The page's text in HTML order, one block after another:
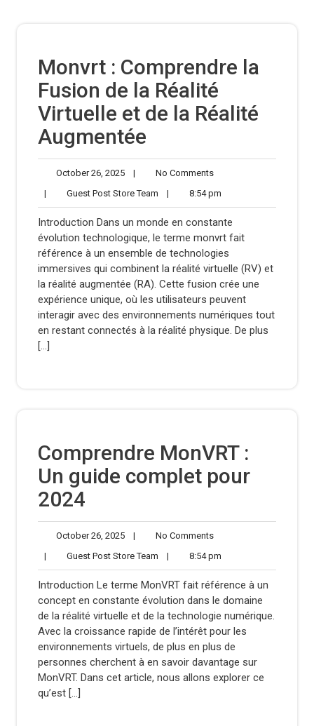
Monvrt : Comprendre la
Fusion de la Réalité
Virtuelle et de la Réalité
Augmentée
October 26, 2025October
2025
| No CommentsNo
| Guest Post Store Team Guest
Post
Store
Team
| 8:54 pm
pm
Introduction Dans un monde en constante
évolution technologique, le terme monvrt fait
référence à un ensemble de technologies
immersives qui combinent la réalité virtuelle (RV) et
la réalité augmentée (RA). Cette fusion crée une
expérience unique, où les utilisateurs peuvent
interagir avec des environnements numériques tout
en restant connectés à la réalité physique. De plus
[…]
Comprendre MonVRT :
Un guide complet pour
2024
October 26, 2025October
2025
| No CommentsNo
| Guest Post Store Team Guest
Post
Store
Team
| 8:54 pm
pm
Introduction Le terme MonVRT fait référence à un
concept en constante évolution dans le domaine
de la réalité virtuelle et de la technologie numérique.
Avec la croissance rapide de l’intérêt pour les
environnements virtuels, de plus en plus de
personnes cherchent à en savoir davantage sur
MonVRT. Dans cet article, nous allons explorer ce
qu’est […]